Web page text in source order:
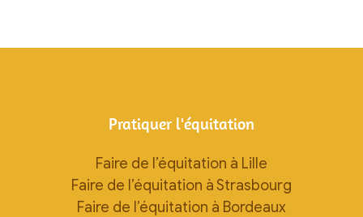
Pratiquer l'équitation
Faire de l’équitation à Lille
Faire de l’équitation à Strasbourg
Faire de l’équitation à Bordeaux